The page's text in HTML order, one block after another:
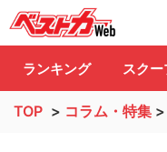
自動
ランキング スクー
TOP > コラム・特集 >